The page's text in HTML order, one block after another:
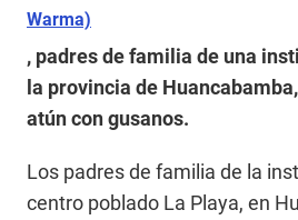
Warma)
, padres de familia de una
la provincia de
atún con gusanos.
Los padres de familia de la
centro poblado La Playa, en